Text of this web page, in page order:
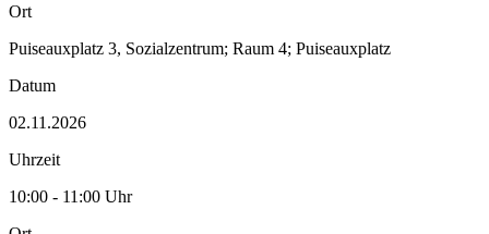
Ort
Puiseauxplatz 3, Sozialzentrum; Raum 4; Puiseauxplatz
Datum
02.11.2026
Uhrzeit
10:00 - 11:00 Uhr